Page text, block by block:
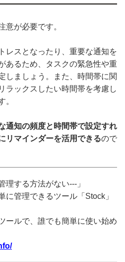
意が必要です。
レスとなったり、重要な通知を
あるため、タスクの緊急性や重
しましょう。また、時間帯に関
ラックスしたい時間帯を考慮し
。
通知の頻度と時間帯で設定すれ
リマインダーを活用できるので
理する方法がない---」
に管理できるツール「Stock」
ールで、誰でも簡単に使い始め